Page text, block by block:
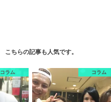
こちらの記事も人気です。
コラム コラム